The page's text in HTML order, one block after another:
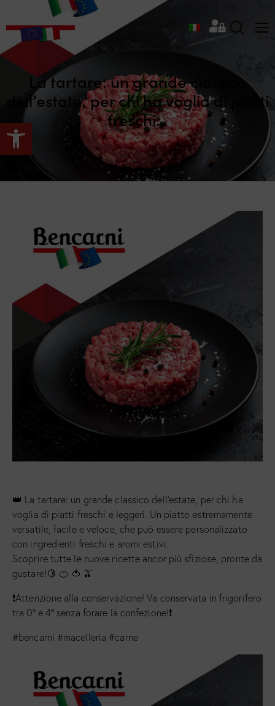
Apri la barra degli strumenti
La tartare: un grande classico
dell’estate, per chi ha voglia di piatti
freschi…
👑 La tartare: un grande classico dell’estate, per chi ha
voglia di piatti freschi e leggeri. Un piatto estremamente
versatile, facile e veloce, che può essere personalizzato
con ingredienti freschi e aromi estivi.
Scoprire tutte le nuove ricette ancor più sfiziose, pronte da
gustare!🍋 🍊 🍅 🫒
❗️Attenzione alla conservazione! Va conservata in frigorifero
tra 0° e 4° senza forare la confezione!❗️
#bencarni #macelleria #carne